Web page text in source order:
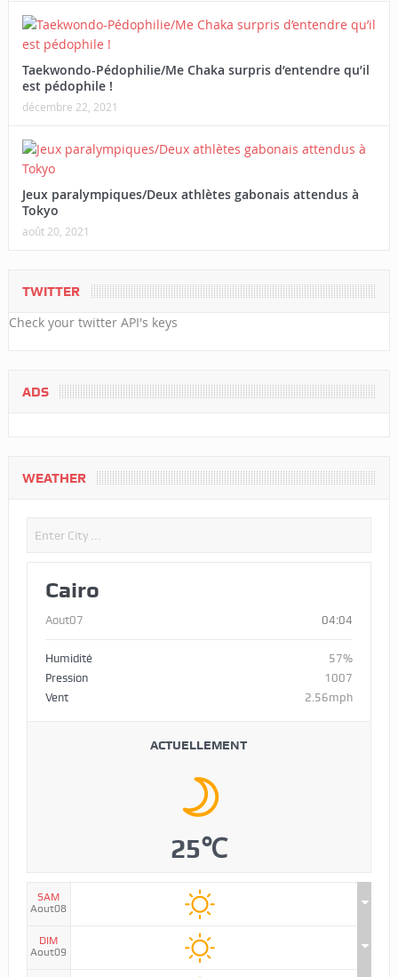
Taekwondo-Pédophilie/Me Chaka surpris d’entendre qu’il
est pédophile !
décembre 22, 2021
Jeux paralympiques/Deux athlètes gabonais attendus à
Tokyo
août 20, 2021
TWITTER
Check your twitter API's keys
ADS
WEATHER
Cairo
Aout07 04:04
Humidité
57%
Pression
1007
Vent
2.56mph
ACTUELLEMENT
25℃
SAM
Aout08
DIM
Aout09